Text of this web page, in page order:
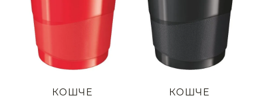
КОШЧЕ
КОШЧЕ